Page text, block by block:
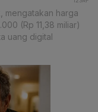
mengatakan harga
(Rp 11,38 miliar)
uang digital